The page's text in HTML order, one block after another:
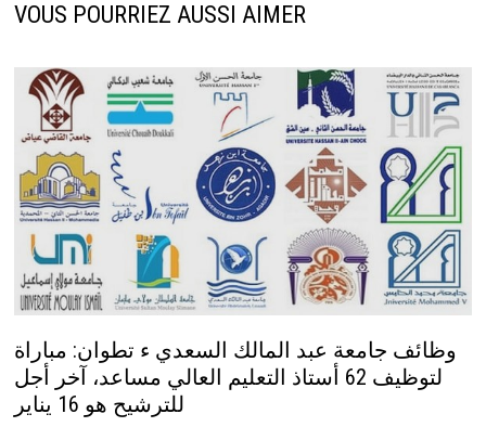
VOUS POURRIEZ AUSSI AIMER
وظائف جامعة عبد المالك السعدي ء تطوان: مباراة
لتوظيف 62 أستاذ التعليم العالي مساعد، آخر أجل
للترشيح هو 16 يناير